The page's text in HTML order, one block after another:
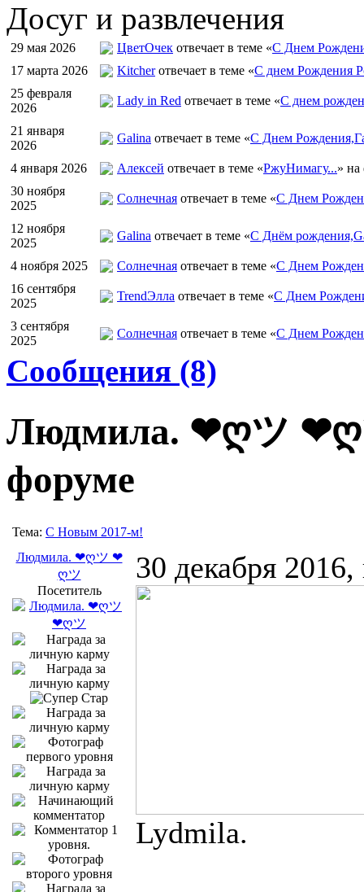
Досуг и развлечения
29 мая 2026 ЦветOчек отвечает в теме «С Днем
17 марта 2026
Kitcherотвечает в теме «С днем Рождения
25 февраля
2026
Lady in Red отвечает в теме «С днем
21 января
2026
Galina отвечает в теме «С Днем
4 января 2026 Алексей отвечает в теме «РжуНимагу...» на
30 ноября
2025
Солнечная отвечает в теме «С Днем
12 ноября
2025
Galina отвечает в теме «С Днём
4 ноября 2025 Солнечная отвечает в теме «С Днем
16 сентября
2025
TrendЭлла отвечает в теме «С Днем
3 сентября
2025
Солнечная отвечает в теме «С Днем
Сообщения (8)
Людмила. ❤ღツ ❤ღ
форуме
Тема: С Новым 2017-м!
Людмила. ❤ღツ ❤
ღツ
Посетитель
30 декабря
Lydmila.